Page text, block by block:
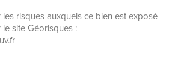
risques auxquels ce bien est exposé
site Géorisques :